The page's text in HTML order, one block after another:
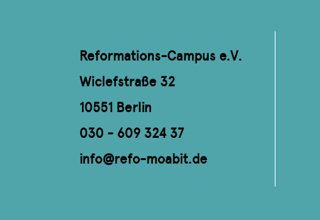
Reformations-Campus e.V.
Wiclefstraße 32
10551 Berlin
030 - 609 324 37
info@refo-moabit.de